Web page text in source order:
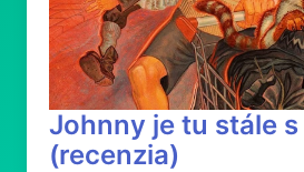
Johnny je tu stále
(recenzia)